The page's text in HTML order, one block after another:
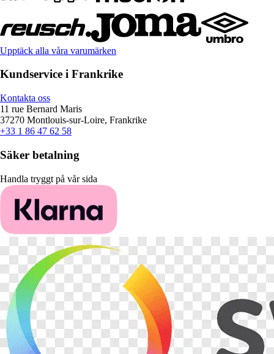
Upptäck alla våra varumärken
Kundservice i Frankrike
Kontakta oss
11 rue Bernard Maris
37270 Montlouis-sur-Loire, Frankrike
+33 1 86 47 62 58
Säker betalning
Handla tryggt på vår sida